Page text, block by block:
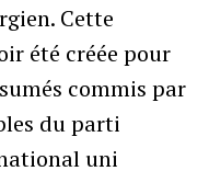
Cette
été créée pour
commis par
du parti
uni